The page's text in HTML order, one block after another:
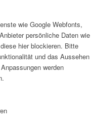
wie Google Webfonts,
persönliche Daten wie
hier blockieren. Bitte
und das Aussehen
werden